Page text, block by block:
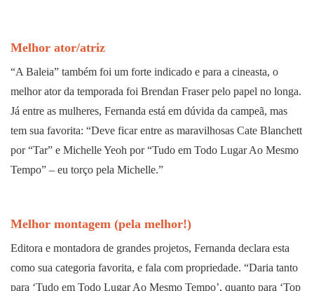
Melhor ator/atriz
“A Baleia” também foi um forte indicado e para a cineasta, o
melhor ator da temporada foi Brendan Fraser pelo papel no longa.
Já entre as mulheres, Fernanda está em dúvida da campeã, mas
tem sua favorita: “Deve ficar entre as maravilhosas Cate Blanchett
por “Tar” e Michelle Yeoh por “Tudo em Todo Lugar Ao Mesmo
Tempo” – eu torço pela Michelle.”
Melhor montagem (pela melhor!)
Editora e montadora de grandes projetos, Fernanda declara esta
como sua categoria favorita, e fala com propriedade. “Daria tanto
para ‘Tudo em Todo Lugar Ao Mesmo Tempo’, quanto para ‘Top